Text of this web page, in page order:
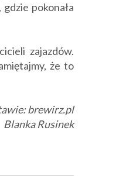
pokonała
zajazdów.
że to
brewirz.pl
Blanka Rusinek